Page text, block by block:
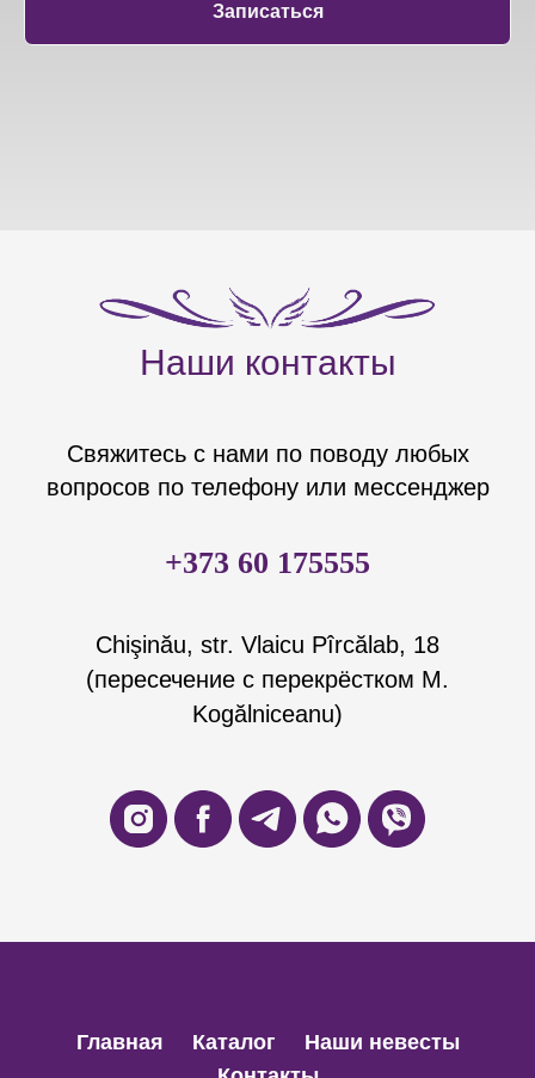
Записаться
Наши контакты
Свяжитесь с нами по поводу любых
вопросов по телефону или мессенджер
+373 60 175555
Chişinău, str. Vlaicu Pîrcălab, 18
(пересечение с перекрёстком M.
Kogălniceanu)
Главная Каталог
Наши невесты